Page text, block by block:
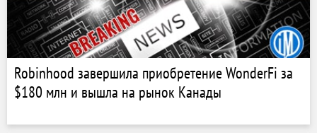
Robinhood завершила приобретение WonderFi за
$180 млн и вышла на рынок Канады